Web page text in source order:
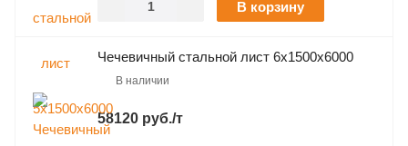
В корзину
Чечевичный стальной лист 6х1500х6000
В наличии
58120 руб./т